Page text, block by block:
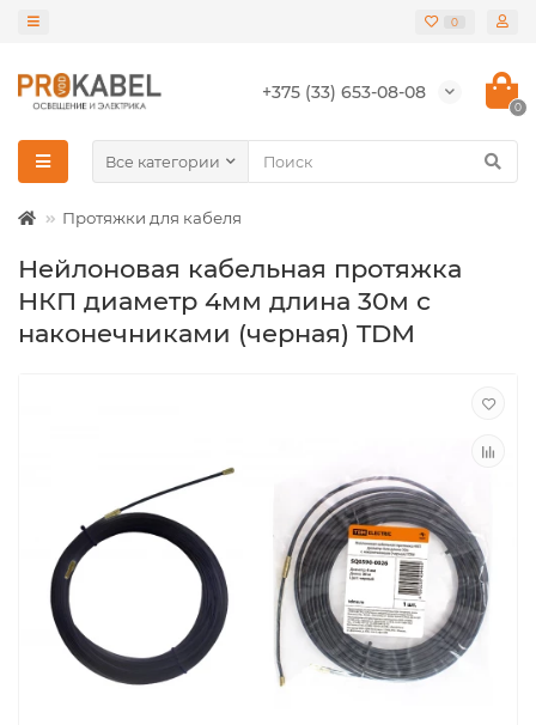
0
+375 (33) 653-08-08
0
Все категории
Протяжки для кабеля
Нейлоновая кабельная протяжка
НКП диаметр 4мм длина 30м с
наконечниками (черная) TDM